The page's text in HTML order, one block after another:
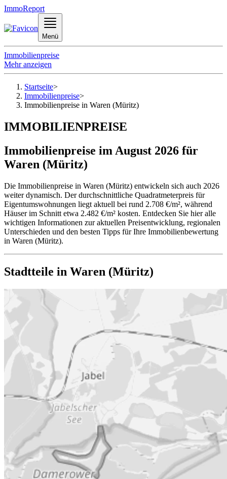
ImmoReport
Menü
Immobilienpreise
Mehr anzeigen
Startseite>
Immobilienpreise>
Immobilienpreise in Waren (Müritz)
IMMOBILIENPREISE
Immobilienpreise im August 2026 für
Waren (Müritz)
Die Immobilienpreise in Waren (Müritz) entwickeln sich auch 2026
weiter dynamisch. Der durchschnittliche Quadratmeterpreis für
Eigentumswohnungen liegt aktuell bei rund 2.708 €/m², während
Häuser im Schnitt etwa 2.482 €/m² kosten. Entdecken Sie hier alle
wichtigen Informationen zur aktuellen Preisentwicklung, regionalen
Unterschieden und den besten Tipps für Ihre Immobilienbewertung
in Waren (Müritz).
Stadtteile in Waren (Müritz)